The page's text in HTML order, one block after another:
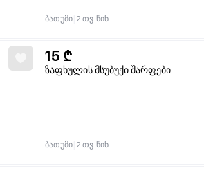
ბათუმი 2 თვ. წინ
15 ₾
ზაფხულის მსუბუქი შარფები
ბათუმი 2 თვ. წინ